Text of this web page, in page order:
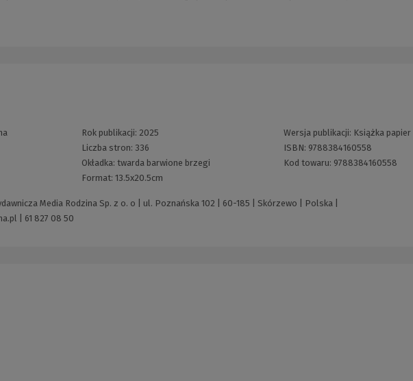
Rok publikacji: 2025
Liczba stron: 336
Okładka: twarda barwione brzegi
Format: 13.5x20.5cm
Wersja publikacji: Książka papier
ISBN: 9788384160558
Kod towaru: 9788384160558
Media Rodzina Sp. z o. o | ul. Poznańska 102 | 60-185 | Skórzewo | Polska |
61 827 08 50